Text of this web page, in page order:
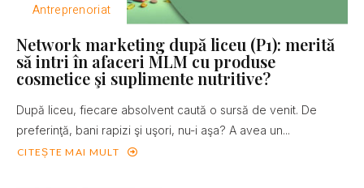
Antreprenoriat
Network marketing după liceu (P1): merită
să intri în afaceri MLM cu produse
cosmetice şi suplimente nutritive?
După liceu, fiecare absolvent caută o sursă de venit. De
preferinţă, bani rapizi şi uşori, nu-i aşa? A avea un...
CITEȘTE MAI MULT